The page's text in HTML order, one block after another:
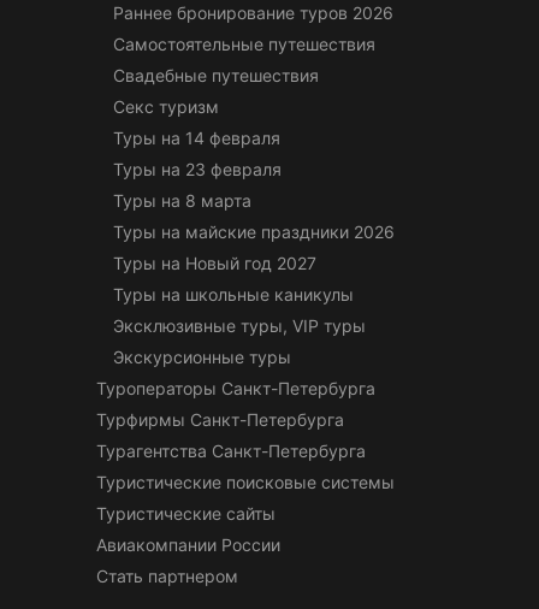
Раннее бронирование туров 2026
Самостоятельные путешествия
Свадебные путешествия
Секс туризм
Туры на 14 февраля
Туры на 23 февраля
Туры на 8 марта
Туры на майские праздники 2026
Туры на Новый год 2027
Туры на школьные каникулы
Эксклюзивные туры, VIP туры
Экскурсионные туры
Туроператоры Санкт-Петербурга
Турфирмы Санкт-Петербурга
Турагентства Санкт-Петербурга
Туристические поисковые системы
Туристические сайты
Авиакомпании России
Стать партнером